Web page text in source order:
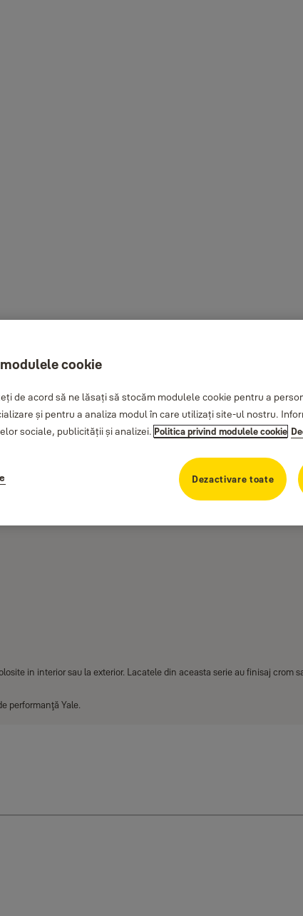
in interior sau la exterior. Lacatele din aceasta serie au finisaj crom
performanţă Yale.
cookie
de acord să ne lăsați să stocăm modulele cookie pentru a
și pentru a analiza modul în care utilizați site-ul nostru.
sociale, publicității și analizei. Politica privind modulele cookie
Dezactivare toate